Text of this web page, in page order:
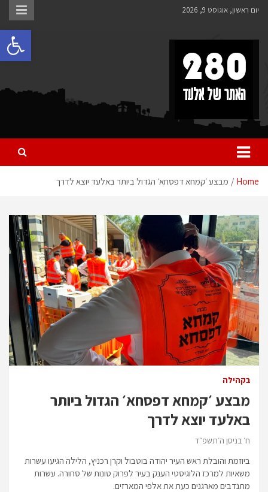
Skipיום ראשון, אוגוסט 9, 2026
280 – חדשות אלעד
כל מה שחדש ומעניין באלעד
Home מבצע ׳קמחא דפסחא׳ הגדול ביותר באלעד יוצא לדרך
בקהילה
מבצע ׳קמחא דפסחא׳ הגדול ביותר
באלעד יוצא לדרך
ח׳ בניסן ה׳תשפ״ד
ביוזמת והובלת ראש העיר יהודה בוטבול וקרן רכניץ, הלילה הגיעו עשרות
משאיות למרכז הלוגיסטי הענק בעיר לפרוק טונות של סחורה. עשרות
מתנדבים מארגנים כעת את אלפי המארזים.